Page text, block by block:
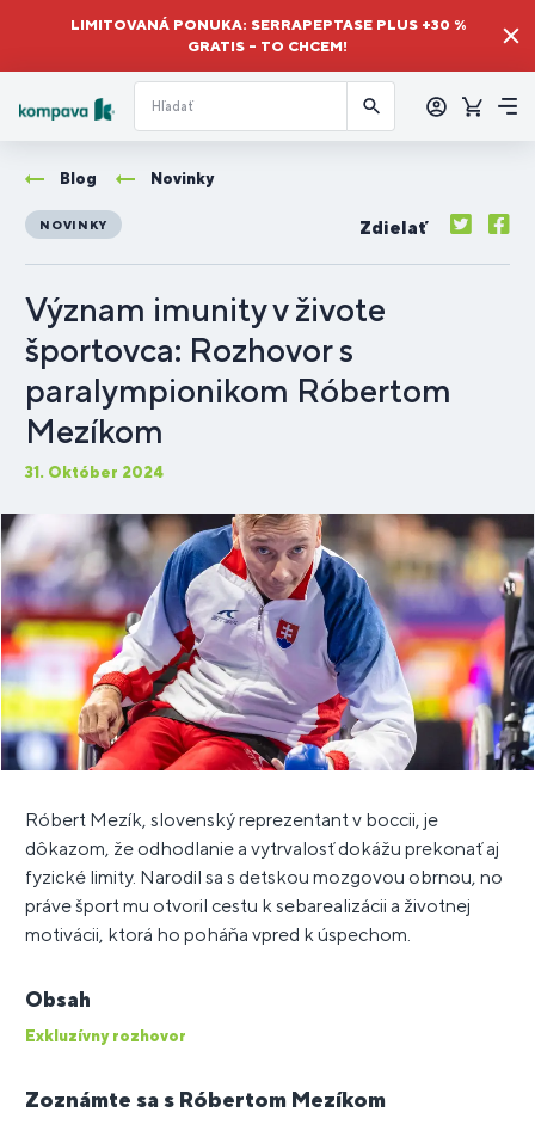
LIMITOVANÁ PONUKA: SERRAPEPTASE PLUS +30 %
GRATIS – TO CHCEM!
sa
Košík
Blog Novinky
NOVINKY Zdielať
Význam imunity v živote
športovca: Rozhovor s
paralympionikom Róbertom
Mezíkom
31. Október 2024
Róbert Mezík, slovenský reprezentant v boccii, je
dôkazom, že odhodlanie a vytrvalosť dokážu prekonať aj
fyzické limity. Narodil sa s detskou mozgovou obrnou, no
práve šport mu otvoril cestu k sebarealizácii a životnej
motivácii, ktorá ho poháňa vpred k úspechom.
Obsah
Exkluzívny rozhovor
Zoznámte sa s Róbertom Mezíkom